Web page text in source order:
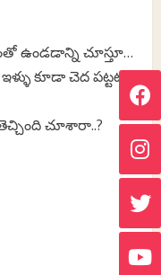
ఉండడాన్ని చూస్తూ…
కూడా చెద పట్టటం
చూశారా..?